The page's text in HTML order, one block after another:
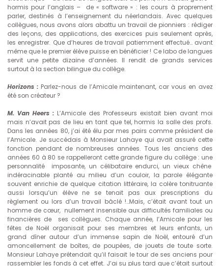
hormis pour l’anglais – de « software » : les cours à proprement
parler, destinés à l’enseignement du néerlandais. Avec quelques
collègues, nous avons alors abattu un travail de pionniers : rédiger
des leçons, des applications, des exercices puis seulement après,
les enregistrer. Que d’heures de travail patiemment effectué… avant
même que le premier élève puisse en bénéficier ! Ce labo de langues
servit une petite dizaine d’années. Il rendit de grands services
surtout à la section bilingue du collège.
Horizons : Parlez-nous de l’Amicale maintenant, car vous en avez
été son créateur ?
M. Van Heers : L’Amicale des Professeurs existait bien avant moi
mais n’avait pas de lieu en tant que tel, hormis la salle des profs.
Dans les années 80, j’ai été élu par mes pairs comme président de
l’Amicale. Je succédais à Monsieur Lahaye qui avait assuré cette
fonction pendant de nombreuses années. Tous les anciens des
années 60 à 80 se rappelleront cette grande figure du collège : une
personnalité imposante, un célibataire endurci, un vieux chêne
indéracinable planté au milieu d’un couloir, la parole élégante
souvent enrichie de quelque citation littéraire, la colère tonitruante
aussi lorsqu’un élève ne se tenait pas aux prescriptions du
règlement ou lors d’un travail bâclé !…Mais, c’était avant tout un
homme de cœur, nullement insensible aux difficultés familiales ou
financières de ses collègues. Chaque année, l’Amicale pour les
fêtes de Noël organisait pour ses membres et leurs enfants, un
grand dîner autour d’un immense sapin de Noël, entouré d’un
amoncellement de boîtes, de poupées, de jouets de toute sorte.
Monsieur Lahaye prétendait qu’il faisait le tour de ses anciens pour
rassembler les fonds à cet effet. J’ai su plus tard que c’était surtout